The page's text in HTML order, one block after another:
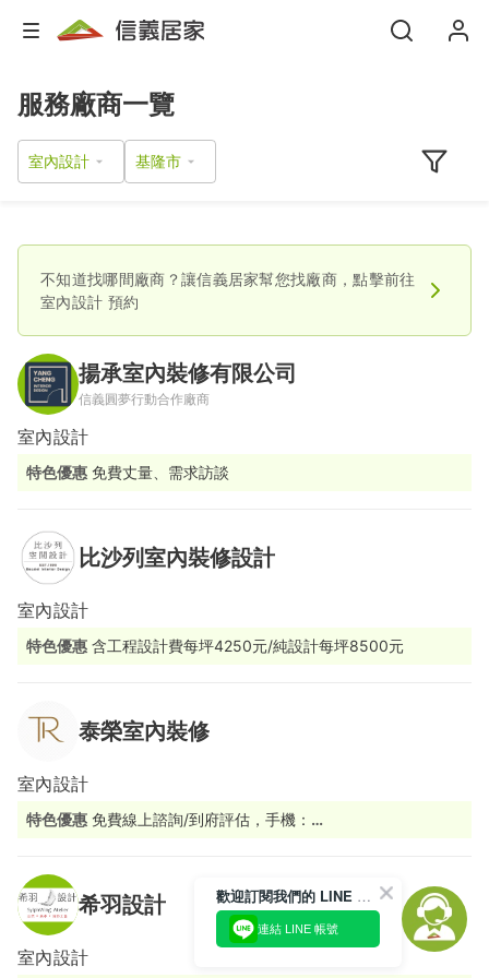
服務廠商一覽
室內設計
不知道找哪間廠商？讓信義居家幫您找廠商，點擊前往
室內設計 預約
揚承室內裝修有限公司
信義圓夢行動合作廠商
室內設計
特色優惠 免費丈量、需求訪談
比沙列室內裝修設計
室內設計
特色優惠 含工程設計費每坪4250元/純設計每坪8500元
泰榮室內裝修
室內設計
特色優惠 免費線上諮詢/到府評估，手機：
希羽設計
室內設計
歡迎訂閱我們的 LINE 官方帳號
連結 LINE 帳號